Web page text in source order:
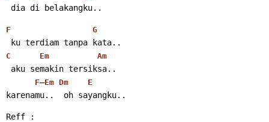
dia di belakangku..
F G
ku terdiam tanpa kata..
C Em Am
aku semakin tersiksa..
F–Em Dm E
karenamu..  oh sayangku..
Reff :